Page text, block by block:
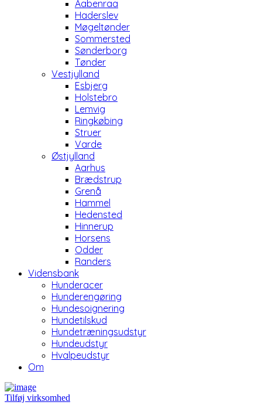
Aabenraa
Haderslev
Møgeltønder
Sommersted
Sønderborg
Tønder
Vestjylland
Esbjerg
Holstebro
Lemvig
Ringkøbing
Struer
Varde
Østjylland
Aarhus
Brædstrup
Grenå
Hammel
Hedensted
Hinnerup
Horsens
Odder
Randers
Vidensbank
Hunderacer
Hunderengøring
Hundesoignering
Hundetilskud
Hundetræningsudstyr
Hundeudstyr
Hvalpeudstyr
Om
Tilføj virksomhed